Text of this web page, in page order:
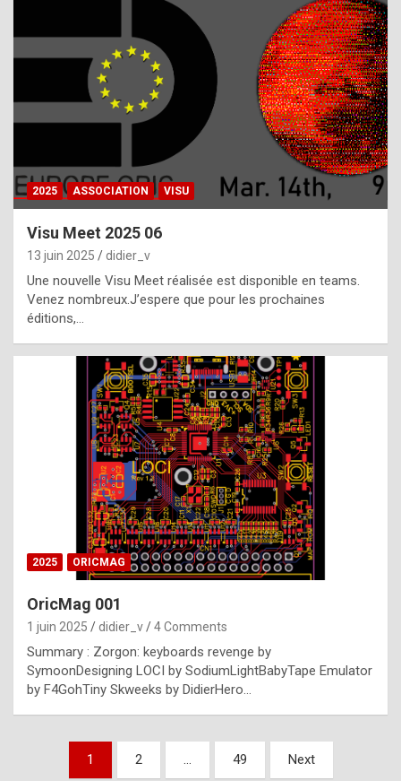
h
a
t
t
e
b
e
s
t
p
h
o
n
y
l
e
x
a
2025 ASSOCIATION VISU
Visu Meet 2025 06
13 juin 2025 didier_v
Une nouvelle Visu Meet réalisée est disponible en teams.
Venez nombreux.J’espere que pour les prochaines
éditions,…
2025 ORICMAG
OricMag 001
1 juin 2025 didier_v 4 Comments
Summary : Zorgon: keyboards revenge by
SymoonDesigning LOCI by SodiumLightBabyTape Emulator
by F4GohTiny Skweeks by DidierHero…
Pagination
1 2 … 49 Next